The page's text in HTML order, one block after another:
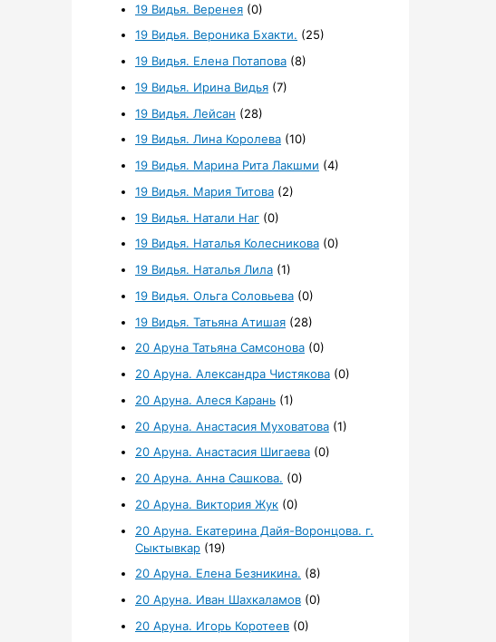
19 Видья. Веренея (0)
19 Видья. Вероника Бхакти. (25)
19 Видья. Елена Потапова (8)
19 Видья. Ирина Видья (7)
19 Видья. Лейсан (28)
19 Видья. Лина Королева (10)
19 Видья. Марина Рита Лакшми (4)
19 Видья. Мария Титова (2)
19 Видья. Натали Наг (0)
19 Видья. Наталья Колесникова (0)
19 Видья. Наталья Лила (1)
19 Видья. Ольга Соловьева (0)
19 Видья. Татьяна Атишая (28)
20 Аруна Татьяна Самсонова (0)
20 Аруна. Александра Чистякова (0)
20 Аруна. Алеся Карань (1)
20 Аруна. Анастасия Муховатова (1)
20 Аруна. Анастасия Шигаева (0)
20 Аруна. Анна Сашкова. (0)
20 Аруна. Виктория Жук (0)
20 Аруна. Екатерина Дайя-Воронцова. г.
Сыктывкар (19)
20 Аруна. Елена Безникина. (8)
20 Аруна. Иван Шахкаламов (0)
20 Аруна. Игорь Коротеев (0)